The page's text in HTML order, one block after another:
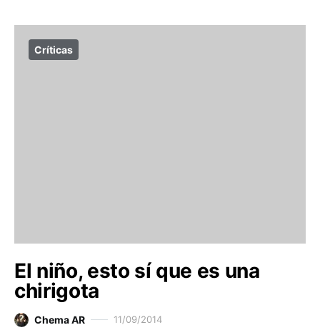
Críticas
El niño, esto sí que es una
chirigota
Chema AR 11/09/2014